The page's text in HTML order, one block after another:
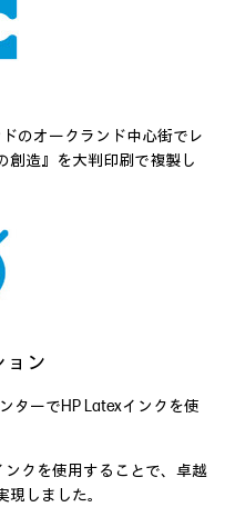
のオークランド中心街でレ
創造』を大判印刷で複製し
ョン
ターでHP Latexインクを使
ンクを使用することで、卓越
しました。